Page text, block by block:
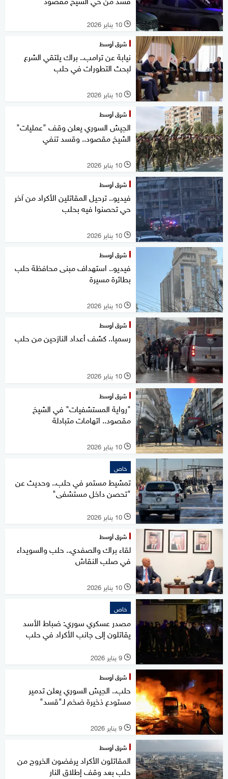
l 10 يناير 2026
شرق أوسط
نيابة عن ترامب.. براك يلتقي الشرع
لبحث التطورات في حلب
l 10 يناير 2026
شرق أوسط
الجيش السوري يعلن وقف "عمليات"
الشيخ مقصود.. وقسد تنفي
l 10 يناير 2026
شرق أوسط
فيديو.. ترحيل المقاتلين الأكراد من آخر
حي تحصنوا فيه بحلب
l 10 يناير 2026
شرق أوسط
فيديو.. استهداف مبنى محافظة حلب
بطائرة مسيرة
l 10 يناير 2026
شرق أوسط
رسميا.. كشف أعداد النازحين من حلب
l 10 يناير 2026
شرق أوسط
"رواية المستشفيات" في الشيخ
مقصود.. اتهامات متبادلة
l 10 يناير 2026
خاص
تمشيط مستمر في حلب.. وحديث عن
"تحصن داخل مستشفى"
l 10 يناير 2026
شرق أوسط
لقاء براك والصفدي.. حلب والسويداء
في صلب النقاش
l 10 يناير 2026
خاص
مصدر عسكري سوري: ضباط الأسد
يقاتلون إلى جانب الأكراد في حلب
l 9 يناير 2026
شرق أوسط
حلب.. الجيش السوري يعلن تدمير
مستودع ذخيرة ضخم لـ"قسد"
l 9 يناير 2026
شرق أوسط
المقاتلون الأكراد يرفضون الخروج من
حلب بعد وقف إطلاق النار